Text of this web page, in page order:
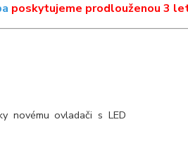
poskytujeme prodlouženou 3
novému ovladači s LED